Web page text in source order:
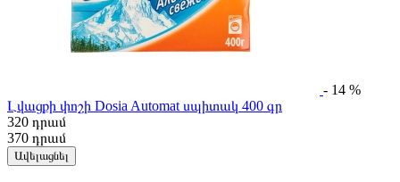
- 14 %
Լվացքի փոշի Dosia Automat սպիտակ 400 գր
320 դրամ
370 դրամ
Ավելացնել